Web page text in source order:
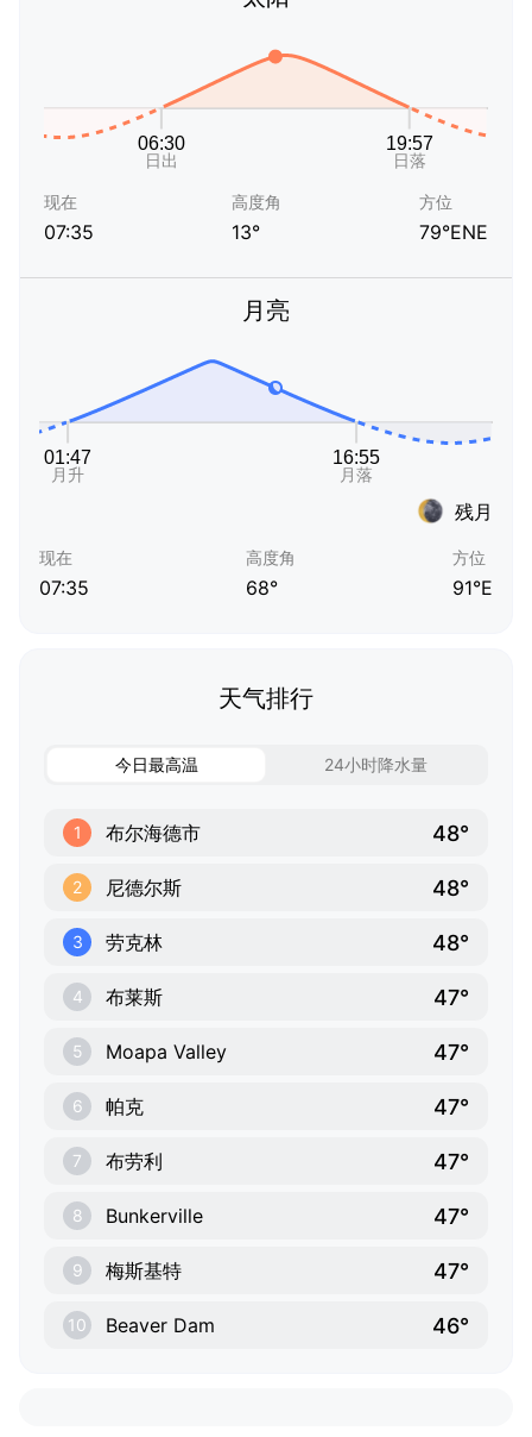
现在
07:35
高度角
13°
方位
79°ENE
月亮
残月
现在
07:35
高度角
68°
方位
91°E
天气排行
今日最高温 24小时降水量
1 布尔海德市 48°
2 尼德尔斯 48°
3 劳克林 48°
4 布莱斯 47°
5 Moapa Valley 47°
6 帕克 47°
7 布劳利 47°
8 Bunkerville 47°
9 梅斯基特 47°
10 Beaver Dam 46°